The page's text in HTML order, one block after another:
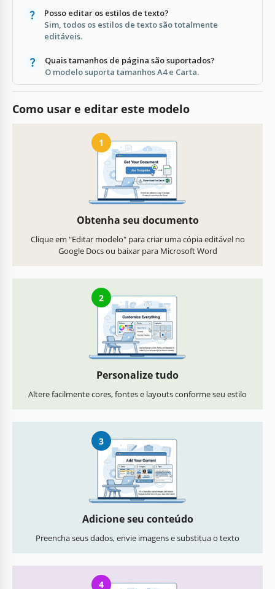
Posso editar os estilos de texto?
Sim, todos os estilos de texto são totalmente
editáveis.
Quais tamanhos de página são suportados?
O modelo suporta tamanhos A4 e Carta.
Como usar e editar este modelo
1
Obtenha seu documento
Clique em "Editar modelo" para criar uma cópia editável no
Google Docs ou baixar para Microsoft Word
2
Personalize tudo
Altere facilmente cores, fontes e layouts conforme seu estilo
3
Adicione seu conteúdo
Preencha seus dados, envie imagens e substitua o texto
4